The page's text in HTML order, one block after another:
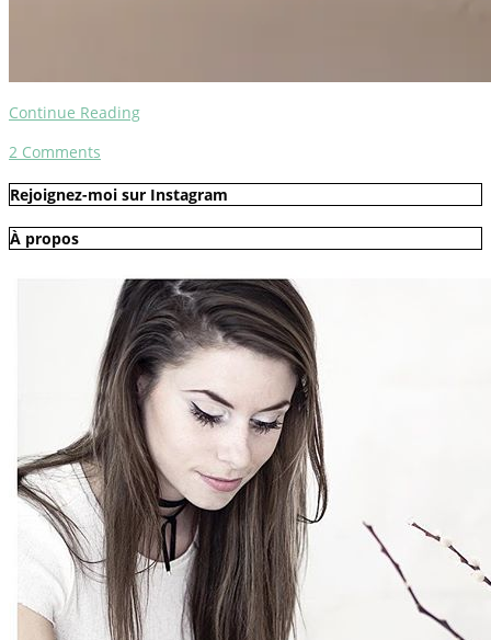
Continue Reading
2 Comments
Rejoignez-moi sur Instagram
À propos